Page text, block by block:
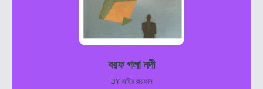
বরফ গলা নদী
BYজহির রায়হান